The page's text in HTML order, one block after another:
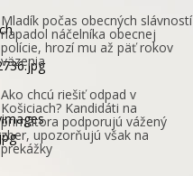
Mladík počas obecných slávností
napadol náčelníka obecnej
polície, hrozí mu až päť rokov
väzenia
Ako chcú riešiť odpad v
Košiciach? Kandidáti na
primátora podporujú vážený
zber, upozorňujú však na
prekážky